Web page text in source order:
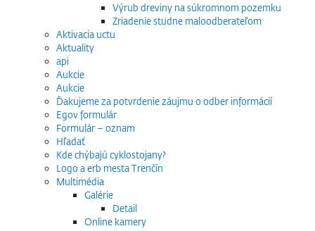
Výrub dreviny na súkromnom pozemku
Zriadenie studne maloodberateľom
Aktivacia uctu
Aktuality
api
Aukcie
Aukcie
Ďakujeme za potvrdenie záujmu o odber informácií
Egov formulár
Formulár – oznam
Hľadať
Kde chýbajú cyklostojany?
Logo a erb mesta Trenčín
Multimédia
Galérie
Detail
Online kamery